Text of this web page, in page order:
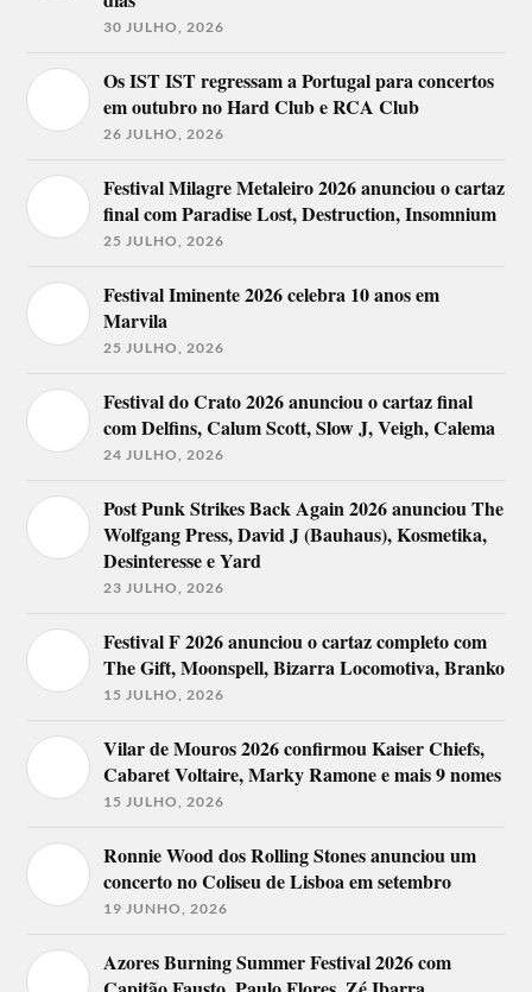
30 JULHO, 2026
Os IST IST regressam a Portugal para concertos
em outubro no Hard Club e RCA Club
26 JULHO, 2026
Festival Milagre Metaleiro 2026 anunciou o cartaz
final com Paradise Lost, Destruction, Insomnium
25 JULHO, 2026
Festival Iminente 2026 celebra 10 anos em
Marvila
25 JULHO, 2026
Festival do Crato 2026 anunciou o cartaz final
com Delfins, Calum Scott, Slow J, Veigh, Calema
24 JULHO, 2026
Post Punk Strikes Back Again 2026 anunciou The
Wolfgang Press, David J (Bauhaus), Kosmetika,
Desinteresse e Yard
23 JULHO, 2026
Festival F 2026 anunciou o cartaz completo com
The Gift, Moonspell, Bizarra Locomotiva, Branko
15 JULHO, 2026
Vilar de Mouros 2026 confirmou Kaiser Chiefs,
Cabaret Voltaire, Marky Ramone e mais 9 nomes
15 JULHO, 2026
Ronnie Wood dos Rolling Stones anunciou um
concerto no Coliseu de Lisboa em setembro
19 JUNHO, 2026
Azores Burning Summer Festival 2026 com